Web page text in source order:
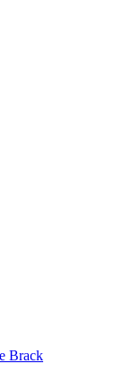
Brack